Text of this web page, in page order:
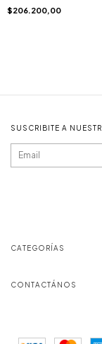
$206.200,00
SUSCRIBITE A
CATEGORÍAS
CONTACTÁNOS